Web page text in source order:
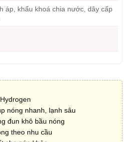
áp, khẩu khoá chia nước, dây cấp
nóng nhanh, lạnh sâu
đun khô bầu nóng
theo nhu cầu